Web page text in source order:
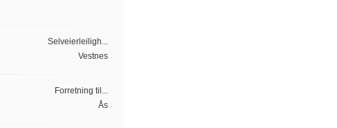
Selveierleiligh...
Vestnes
Forretning til...
Ås